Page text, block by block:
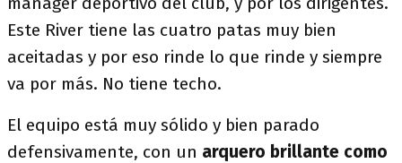
Este River tiene las cuatro patas muy bien
aceitadas y por eso rinde lo que rinde y siempre
va por más. No tiene techo.
El equipo está muy sólido y bien parado
defensivamente, con un arquero brillante como